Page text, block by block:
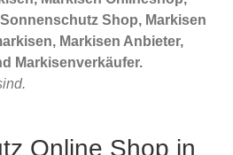
Shop, Markisen
Markisen Anbieter,
Markisenverkäufer.
Online Shop in